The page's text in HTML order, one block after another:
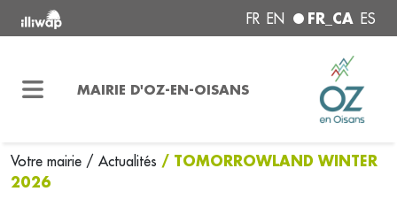
FR EN FR_CA ES
MAIRIE D'OZ-EN-OISANS
Votre mairie / Actualités / TOMORROWLAND WINTER
2026